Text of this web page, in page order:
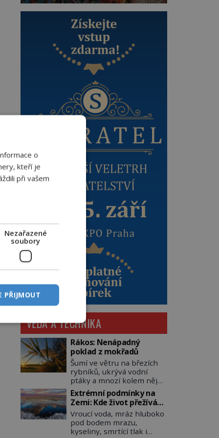
VĚDA A TECHNIKA
Rákos: Nenápadný
poklad z mokřadů
Šumí ve větru na březích
rybníků, ukrývá vodní
ptáky a mnozí kolem něj
procházejí bez povšimnutí.
Přesto právě rákos
pomáhal stavět domy,
vyrábět lodě, zapisovat
první texty a inspiroval
řadu pověstí. Tato
Extrémní podmínky na
Zemi: Kde život přežívá
navzdory všemu
Vroucí voda, mráz hluboko
pod bodem mrazu,
kyseliny, smrtící tlak i
o
kteří je
při vašem
Nezařazené
soubory
PŘIJMOUT